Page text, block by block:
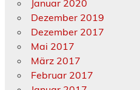
Januar 2020
Dezember 2019
Dezember 2017
Mai 2017
März 2017
Februar 2017